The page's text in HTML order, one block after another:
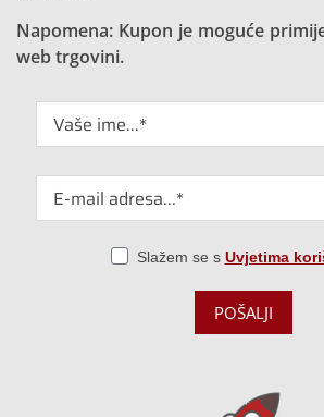
Napomena: Kupon je moguće
web trgovini.
Slažem se s Uvjetima
POŠALJI